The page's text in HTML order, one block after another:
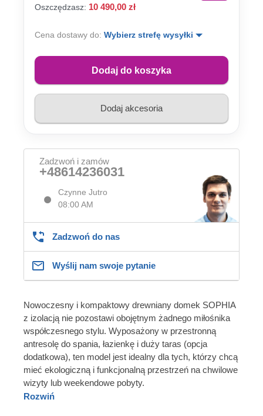
Oszczędzasz: 10 490,00 zł
Cena dostawy do: Wybierz strefę wysyłki
Dodaj do koszyka
Dodaj akcesoria
Zadzwoń i zamów
+48614236031
Czynne Jutro
08:00 AM
Zadzwoń do nas
Wyślij nam swoje pytanie
Nowoczesny i kompaktowy drewniany domek SOPHIA
z izolacją nie pozostawi obojętnym żadnego miłośnika
współczesnego stylu. Wyposażony w przestronną
antresolę do spania, łazienkę i duży taras (opcja
dodatkowa), ten model jest idealny dla tych, którzy chcą
mieć ekologiczną i funkcjonalną przestrzeń na chwilowe
wizyty lub weekendowe pobyty.
Rozwiń